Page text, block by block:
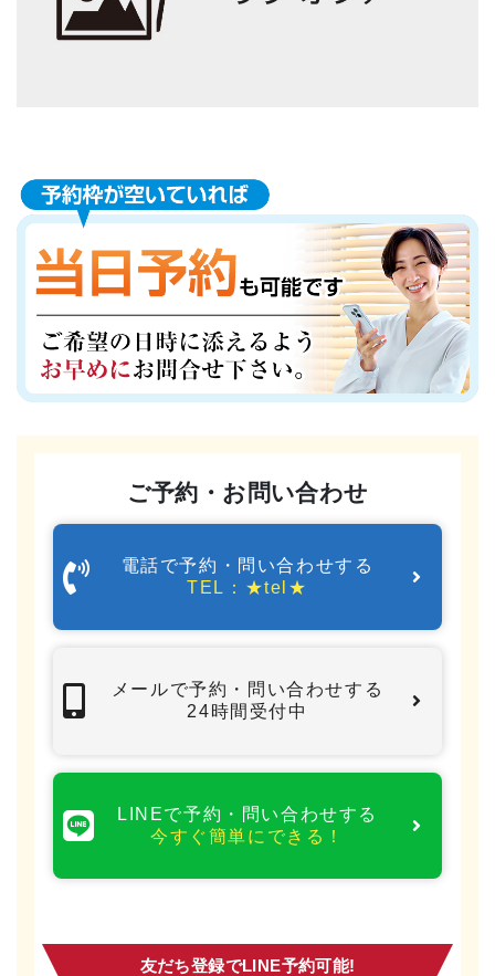
お客様の今の身体の状態を確認していきます。
根本原因を解明するためにも、しっかりと検査を行いま
お悩み解決のため、最大限に効果が出るように「あなた
の身体の状態に合わせた」オーダーメイドの施術を行い
ます。
6
効果の確認
実際に、施術前と施術後でどれだけ変化が起こったのか
わかりやすく、丁寧にご説明いたします。
最後に料金をお支払いいただきます。
ご予約・お問い合わせ
電話で予約・問い合わせする
TEL：★tel★
メールで予約・問い合わせする
24時間受付中
LINEで予約・問い合わせする
今すぐ簡単にできる！
友だち登録でLINE予約可能!